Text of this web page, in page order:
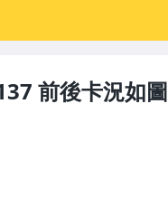
前後卡況如圖